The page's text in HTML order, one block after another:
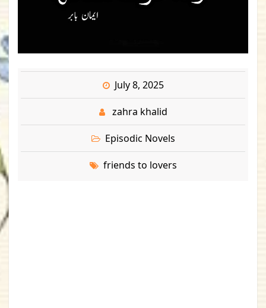
July 8, 2025
zahra khalid
Episodic Novels
friends to lovers